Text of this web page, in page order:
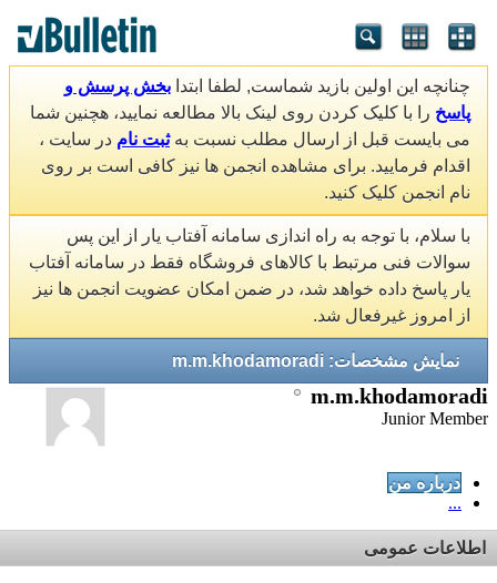
چنانچه این اولین بازید شماست, لطفا ابتدا بخش پرسش و
پاسخ را با کلیک کردن روی لینک بالا مطالعه نمایید، هچنین شما
می بایست قبل از ارسال مطلب نسبت بهثبت نام در سایت ،
اقدام فرمایید. برای مشاهده انجمن ها نیز کافی است بر روی
نام انجمن کلیک کنید.
با سلام، با توجه به راه اندازی سامانه آفتاب یار از این پس
سوالات فنی مرتبط با کالاهای فروشگاه فقط در سامانه آفتاب
یار پاسخ داده خواهد شد، در ضمن امکان عضویت انجمن ها نیز
از امروز غیرفعال شد.
نمایش مشخصات: m.m.khodamoradi
m.m.khodamoradi
Junior Member
درباره من
...
اطلاعات عمومی